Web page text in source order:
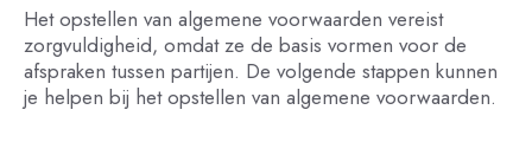
Het opstellen van algemene voorwaarden vereist
zorgvuldigheid, omdat ze de basis vormen voor de
afspraken tussen partijen. De volgende stappen kunnen
je helpen bij het opstellen van algemene voorwaarden.